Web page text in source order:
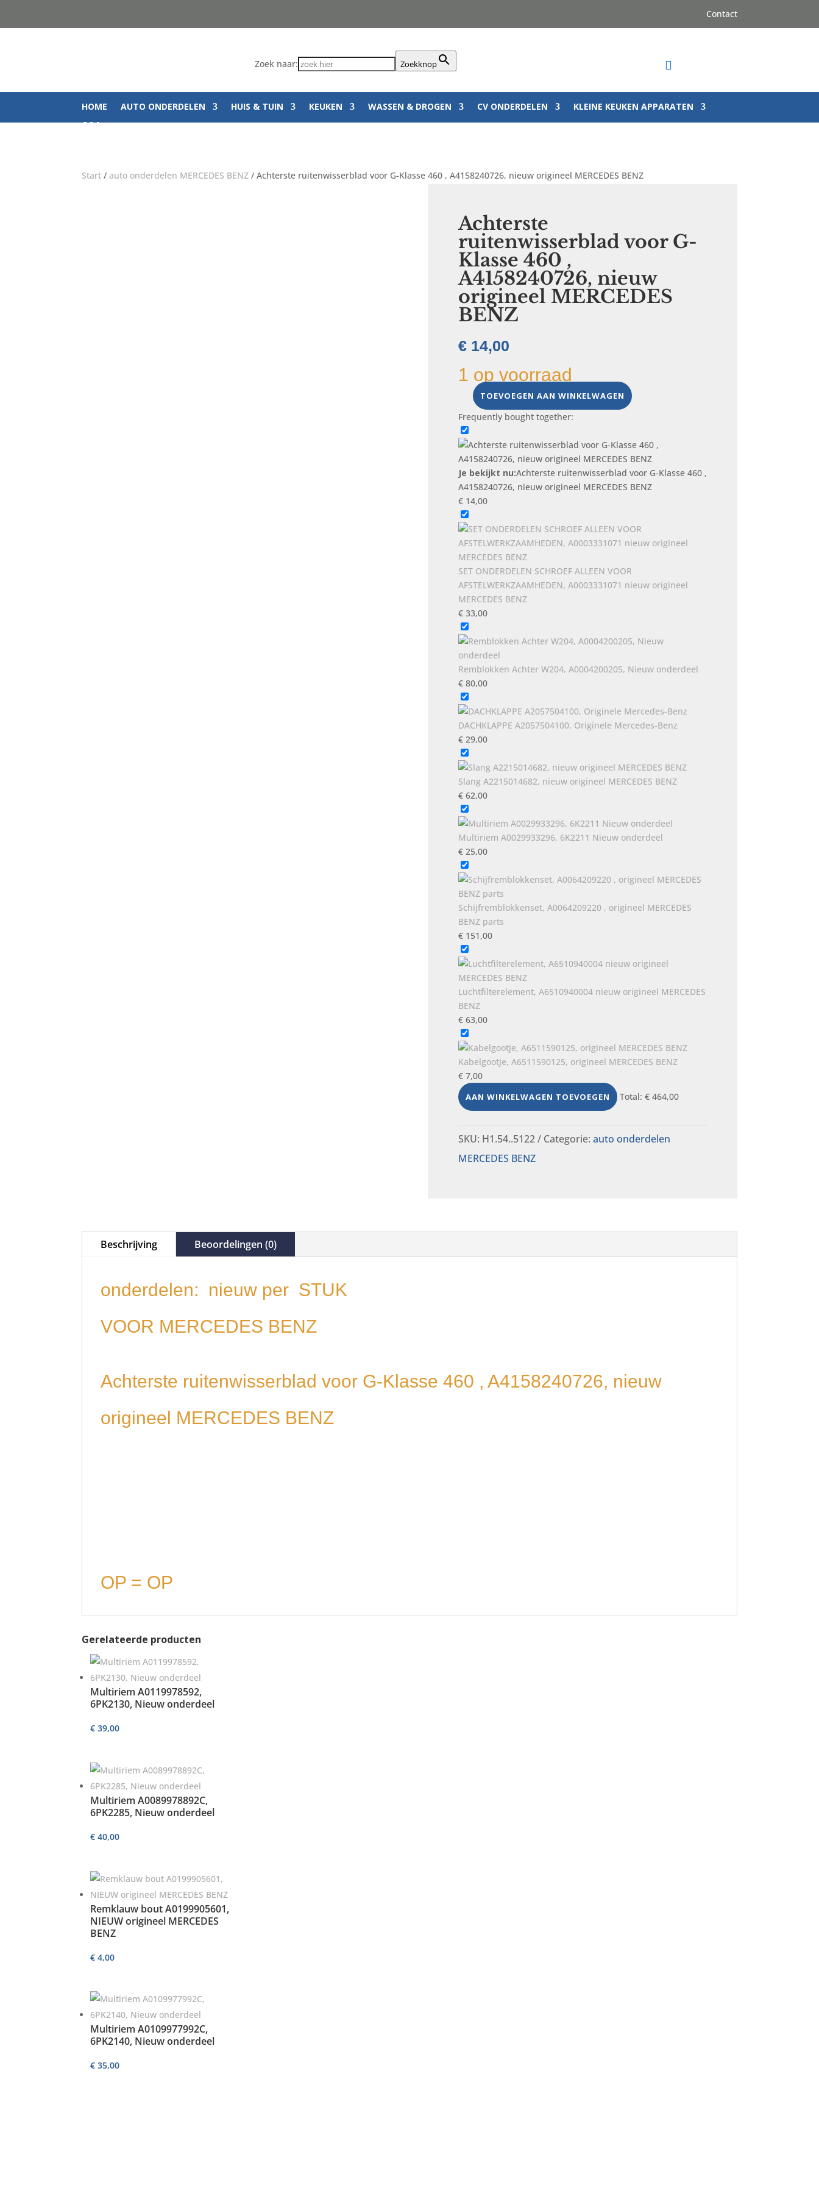
Contact
Zoek naar: Zoekknop 
HOME AUTO ONDERDELEN HUIS & TUIN KEUKEN WASSEN & DROGEN CV ONDERDELEN
KLEINE KEUKEN APPARATEN
Q&A
Start /auto onderdelen MERCEDES BENZ / Achterste ruitenwisserblad voor G-Klasse 460 , A4158240726, nieuw origineel MERCEDES BENZ
Achterste
ruitenwisserblad voor G-
Klasse 460 ,
A4158240726, nieuw
origineel MERCEDES
BENZ
€14,00
1 op voorraad
Achterste
ruitenwisserblad
voor
G-
Klasse
460
,
A4158240726,
nieuw
origineel
MERCEDES
BENZ
aantal
TOEVOEGEN AAN WINKELWAGEN
Frequently bought together:
Je bekijkt nu:Achterste ruitenwisserblad voor G-Klasse 460 ,
A4158240726, nieuw origineel MERCEDES BENZ
€14,00
SET ONDERDELEN SCHROEF ALLEEN VOOR
AFSTELWERKZAAMHEDEN, A0003331071 nieuw origineel
MERCEDES BENZ
€33,00
Remblokken Achter W204, A0004200205, Nieuw onderdeel
€80,00
DACHKLAPPE A2057504100, Originele Mercedes-Benz
€29,00
Slang A2215014682, nieuw origineel MERCEDES BENZ
€62,00
Multiriem A0029933296, 6K2211 Nieuw onderdeel
€25,00
Schijfremblokkenset, A0064209220 , origineel MERCEDES
BENZ parts
€151,00
Luchtfilterelement, A6510940004 nieuw origineel MERCEDES
BENZ
€63,00
Kabelgootje, A6511590125, origineel MERCEDES BENZ
€7,00
AAN WINKELWAGEN TOEVOEGEN Total: €464,00
SKU: H1.54..5122 Categorie: auto onderdelen
MERCEDES BENZ
Beschrijving Beoordelingen (0)
onderdelen: nieuw per STUK
VOOR MERCEDES BENZ
Achterste ruitenwisserblad voor G-Klasse 460 , A4158240726, nieuw
origineel MERCEDES BENZ
OP = OP
Gerelateerde producten
Multiriem A0119978592,
6PK2130, Nieuw onderdeel
€ 39,00
Multiriem A0089978892C,
6PK2285, Nieuw onderdeel
€ 40,00
Remklauw bout A0199905601,
NIEUW origineel MERCEDES
BENZ
€ 4,00
Multiriem A0109977992C,
6PK2140, Nieuw onderdeel
€ 35,00